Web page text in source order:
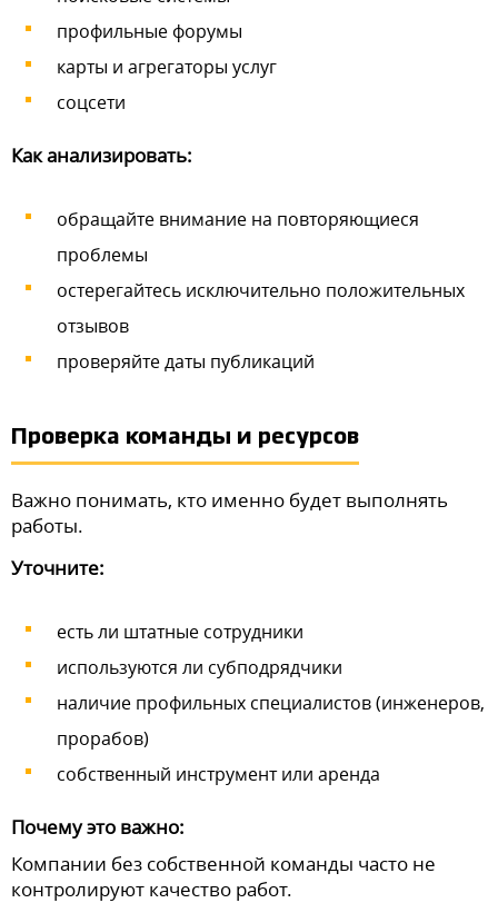
профильные форумы
карты и агрегаторы услуг
соцсети
Как анализировать:
обращайте внимание на повторяющиеся
проблемы
остерегайтесь исключительно положительных
отзывов
проверяйте даты публикаций
Проверка команды и ресурсов
Важно понимать, кто именно будет выполнять
работы.
Уточните:
есть ли штатные сотрудники
используются ли субподрядчики
наличие профильных специалистов (инженеров,
прорабов)
собственный инструмент или аренда
Почему это важно:
Компании без собственной команды часто не
контролируют качество работ.